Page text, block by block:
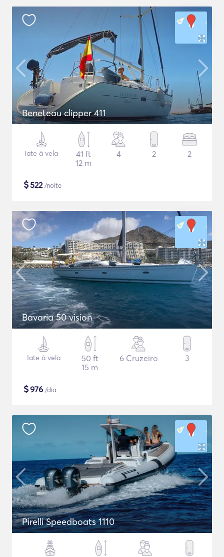
Beneteau clipper 411
Iate à vela
41 ft
12 m
4 2 2
$522/noite
Bavaria 50 vision
Iate à vela
50 ft
15 m
6 Cruzeiro 3
$976 /dia
Pirelli Speedboats 1110